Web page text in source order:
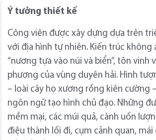
Ý tưởng thiết kế
Công viên được xây dựng dựa trên
với địa hình tự nhiên. Kiến trúc không
“nương tựa vào núi và biển”, tôn vinh
phương của vùng duyên hải. Hình
– loài cây họ xương rồng kiên cường
ngôn ngữ tạo hình chủ đạo. Những
mềm mại, các múi quả, cành uốn
điệu thành lối đi, cụm cảnh quan, mái